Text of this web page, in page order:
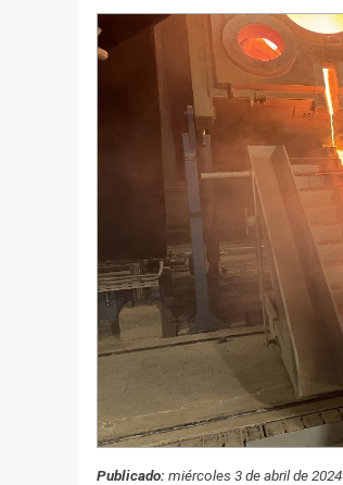
Publicado:miércoles 3 de abril de 2024